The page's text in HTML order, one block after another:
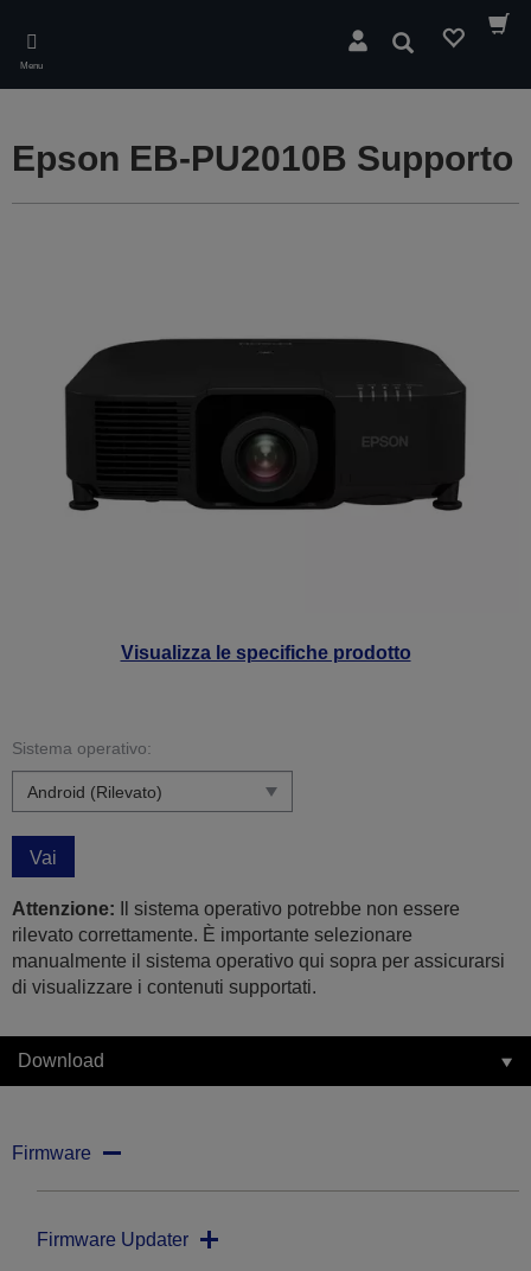
main
content
Menu
Cerca
Visualizza le specifiche prodotto
Epson EB-PU2010B Supporto
Sistema operativo:
Vai
Attenzione: Il sistema operativo potrebbe non essere
rilevato correttamente. È importante selezionare
manualmente il sistema operativo qui sopra per assicurarsi
di visualizzare i contenuti supportati.
Download
Firmware
Firmware Updater